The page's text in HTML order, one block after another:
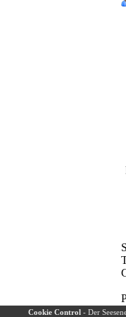
Cookie Control - Der